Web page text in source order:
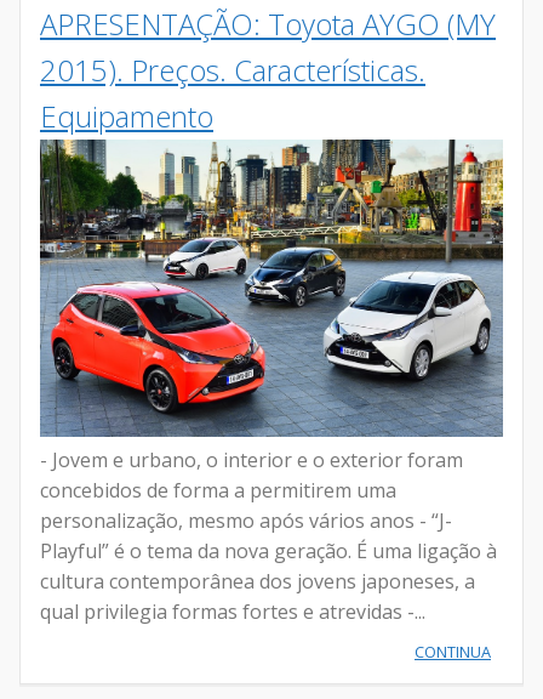
APRESENTAÇÃO: Toyota AYGO (MY
2015). Preços. Características.
Equipamento
- Jovem e urbano, o interior e o exterior foram
concebidos de forma a permitirem uma
personalização, mesmo após vários anos - “J-
Playful” é o tema da nova geração. É uma ligação à
cultura contemporânea dos jovens japoneses, a
qual privilegia formas fortes e atrevidas -...
CONTINUA